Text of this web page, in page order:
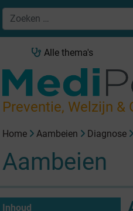
Alle thema's
Preventie, Welzijn &
Home Aambeien Diagnose
Aambeien
Inhoud